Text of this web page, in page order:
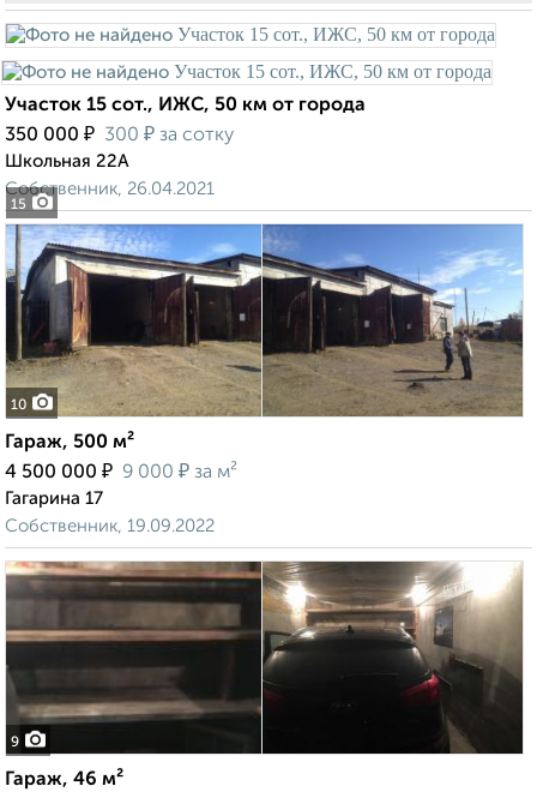
15
Участок 15 сот., ИЖС, 50 км от города
350 000 ₽ 300 ₽ за сотку
Школьная 22А
Собственник, 26.04.2021
10
Гараж, 500 м²
4 500 000 ₽ 9 000 ₽ за м²
Гагарина 17
Собственник, 19.09.2022
9
Гараж, 46 м²